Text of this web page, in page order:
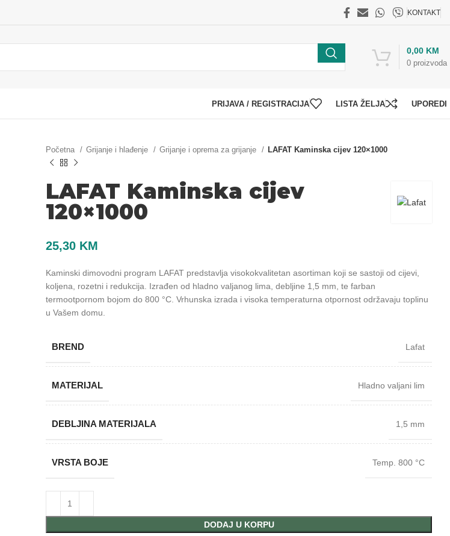
KONTAKT
0 proizvoda
0,00 KM
PRIJAVA / REGISTRACIJA LISTA ŽELJA UPOREDI
Početna Grijanje i hlađenje Grijanje i oprema za grijanje LAFAT Kaminska cijev 120×1000
LAFAT Kaminska cijev
120×1000
25,30 KM
Kaminski dimovodni program LAFAT predstavlja visokokvalitetan asortiman koji se sastoji od cijevi,
koljena, rozetni i redukcija. Izrađen od hladno valjanog lima, debljine 1,5 mm, te farban
termootpornom bojom do 800 °C. Vrhunska izrada i visoka temperaturna otpornost održavaju toplinu
u Vašem domu.
BREND Lafat
MATERIJAL Hladno valjani lim
DEBLJINA MATERIJALA 1,5 mm
VRSTA BOJE Temp. 800 °C
DODAJ U KORPU